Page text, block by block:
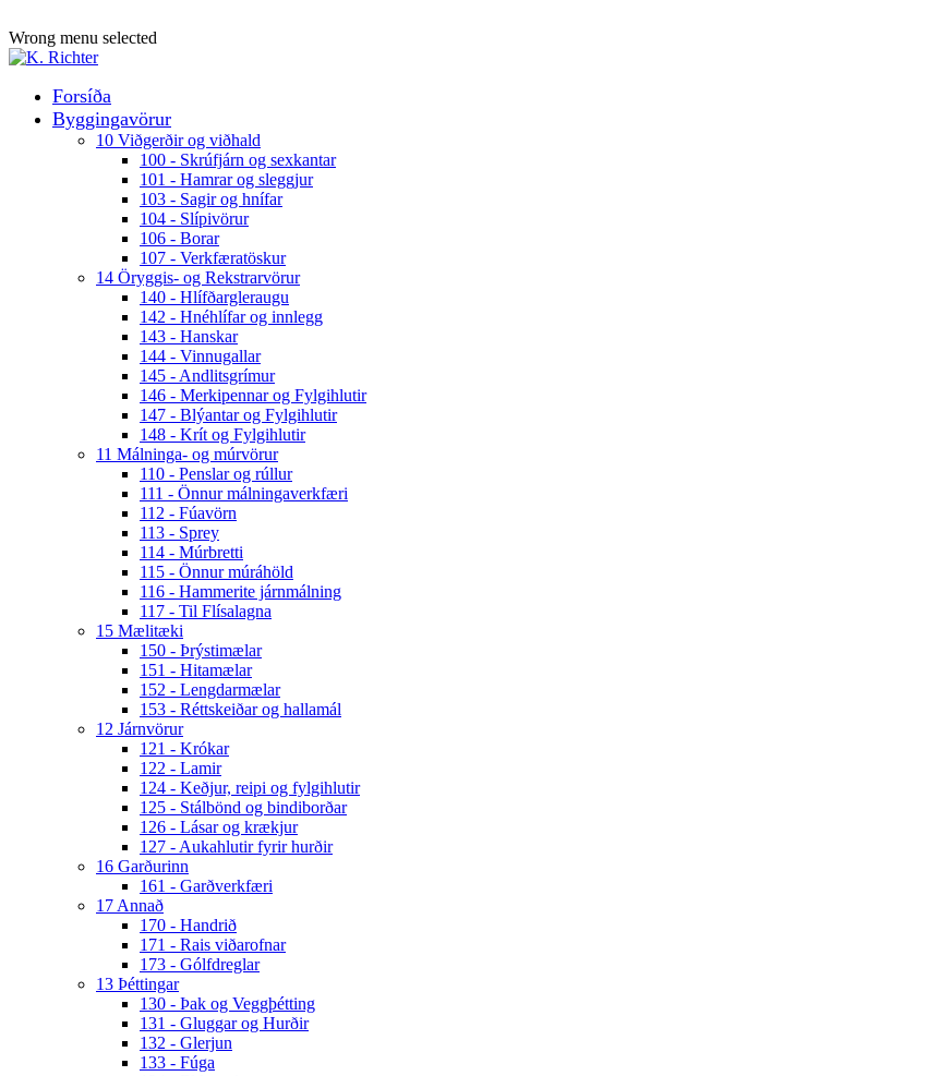
Wrong menu selected
Forsíða
Byggingavörur
10 Viðgerðir og viðhald
100 - Skrúfjárn og sexkantar
101 - Hamrar og sleggjur
103 - Sagir og hnífar
104 - Slípivörur
106 - Borar
107 - Verkfæratöskur
14 Öryggis- og Rekstrarvörur
140 - Hlífðargleraugu
142 - Hnéhlífar og innlegg
143 - Hanskar
144 - Vinnugallar
145 - Andlitsgrímur
146 - Merkipennar og Fylgihlutir
147 - Blýantar og Fylgihlutir
148 - Krít og Fylgihlutir
11 Málninga- og múrvörur
110 - Penslar og rúllur
111 - Önnur málningaverkfæri
112 - Fúavörn
113 - Sprey
114 - Múrbretti
115 - Önnur múráhöld
116 - Hammerite járnmálning
117 - Til Flísalagna
15 Mælitæki
150 - Þrýstimælar
151 - Hitamælar
152 - Lengdarmælar
153 - Réttskeiðar og hallamál
12 Járnvörur
121 - Krókar
122 - Lamir
124 - Keðjur, reipi og fylgihlutir
125 - Stálbönd og bindiborðar
126 - Lásar og krækjur
127 - Aukahlutir fyrir hurðir
16 Garðurinn
161 - Garðverkfæri
17 Annað
170 - Handrið
171 - Rais viðarofnar
173 - Gólfdreglar
13 Þéttingar
130 - Þak og Veggþétting
131 - Gluggar og Hurðir
132 - Glerjun
133 - Fúga